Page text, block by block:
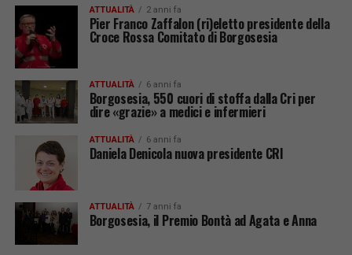
ATTUALITÀ 2 anni fa
Pier Franco Zaffalon (ri)eletto presidente della
Croce Rossa Comitato di Borgosesia
ATTUALITÀ 6 anni fa
Borgosesia, 550 cuori di stoffa dalla Cri per
dire «grazie» a medici e infermieri
ATTUALITÀ 6 anni fa
Daniela Denicola nuova presidente CRI
ATTUALITÀ 7 anni fa
Borgosesia, il Premio Bontà ad Agata e Anna